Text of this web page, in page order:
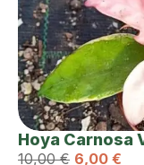
Hoya Carnosa
10,00€ 6,00 €